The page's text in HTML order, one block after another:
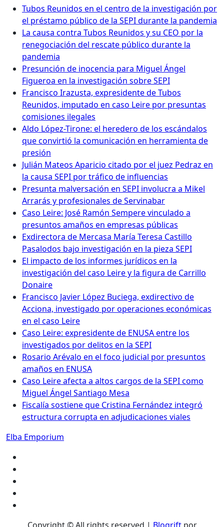
Tubos Reunidos en el centro de la investigación por
el préstamo público de la SEPI durante la pandemia
La causa contra Tubos Reunidos y su CEO por la
renegociación del rescate público durante la
pandemia
Presunción de inocencia para Miguel Ángel
Figueroa en la investigación sobre SEPI
Francisco Irazusta, expresidente de Tubos
Reunidos, imputado en caso Leire por presuntas
comisiones ilegales
Aldo López-Tirone: el heredero de los escándalos
que convirtió la comunicación en herramienta de
presión
Julián Mateos Aparicio citado por el juez Pedraz en
la causa SEPI por tráfico de influencias
Presunta malversación en SEPI involucra a Mikel
Arrarás y profesionales de Servinabar
Caso Leire: José Ramón Sempere vinculado a
presuntos amaños en empresas públicas
Exdirectora de Mercasa María Teresa Castillo
Pasalodos bajo investigación en la pieza SEPI
El impacto de los informes jurídicos en la
investigación del caso Leire y la figura de Carrillo
Donaire
Francisco Javier López Buciega, exdirectivo de
Acciona, investigado por operaciones económicas
en el caso Leire
Caso Leire: expresidente de ENUSA entre los
investigados por delitos en la SEPI
Rosario Arévalo en el foco judicial por presuntos
amaños en ENUSA
Caso Leire afecta a altos cargos de la SEPI como
Miguel Ángel Santiago Mesa
Fiscalía sostiene que Cristina Fernández integró
estructura corrupta en adjudicaciones viales
Elba Emporium